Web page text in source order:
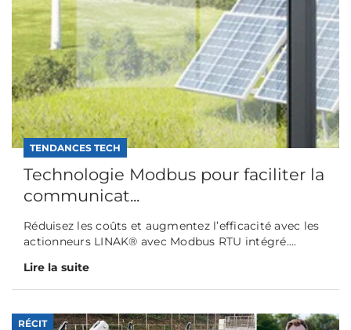
TENDANCES TECH
Technologie Modbus pour faciliter la
communicat...
Réduisez les coûts et augmentez l’efficacité avec les
actionneurs LINAK® avec Modbus RTU intégré....
Lire la suite
RÉCIT